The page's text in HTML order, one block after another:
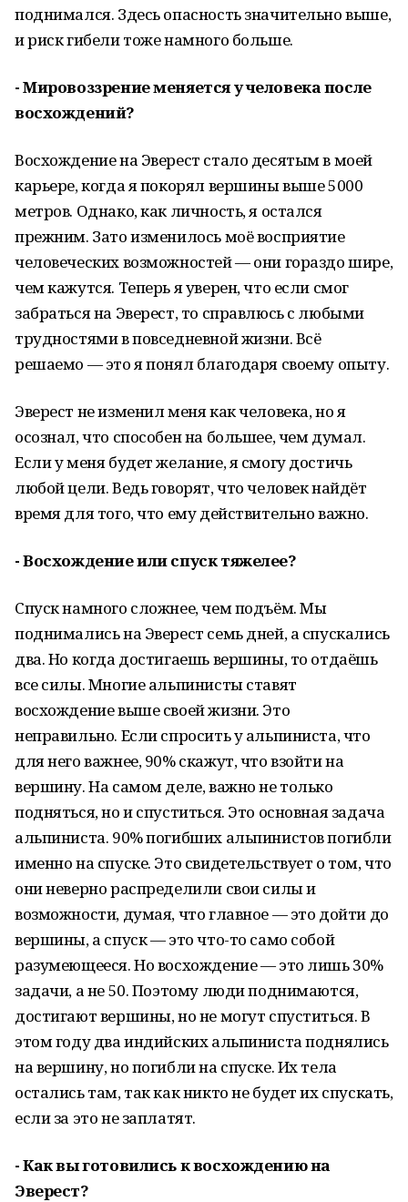
поднимался. Здесь опасность значительно выше,
и риск гибели тоже намного больше.
- Мировоззрение меняется у человека после
восхождений?
Восхождение на Эверест стало десятым в моей
карьере, когда я покорял вершины выше 5000
метров. Однако, как личность, я остался
прежним. Зато изменилось моё восприятие
человеческих возможностей — они гораздо шире,
чем кажутся. Теперь я уверен, что если смог
забраться на Эверест, то справлюсь с любыми
трудностями в повседневной жизни. Всё
решаемо — это я понял благодаря своему опыту.
Эверест не изменил меня как человека, но я
осознал, что способен на большее, чем думал.
Если у меня будет желание, я смогу достичь
любой цели. Ведь говорят, что человек найдёт
время для того, что ему действительно важно.
- Восхождение или спуск тяжелее?
Спуск намного сложнее, чем подъём. Мы
поднимались на Эверест семь дней, а спускались
два. Но когда достигаешь вершины, то отдаёшь
все силы. Многие альпинисты ставят
восхождение выше своей жизни. Это
неправильно. Если спросить у альпиниста, что
для него важнее, 90% скажут, что взойти на
вершину. На самом деле, важно не только
подняться, но и спуститься. Это основная задача
альпиниста. 90% погибших альпинистов погибли
именно на спуске. Это свидетельствует о том, что
они неверно распределили свои силы и
возможности, думая, что главное — это дойти до
вершины, а спуск — это что-то само собой
разумеющееся. Но восхождение — это лишь 30%
задачи, а не 50. Поэтому люди поднимаются,
достигают вершины, но не могут спуститься. В
этом году два индийских альпиниста поднялись
на вершину, но погибли на спуске. Их тела
остались там, так как никто не будет их спускать,
если за это не заплатят.
- Как вы готовились к восхождению на
Эверест?